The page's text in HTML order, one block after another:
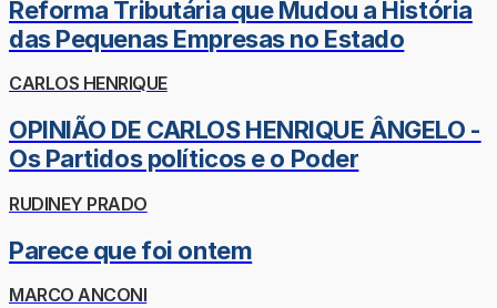
Reforma Tributária que Mudou a História
das Pequenas Empresas no Estado
CARLOS HENRIQUE
OPINIÃO DE CARLOS HENRIQUE ÂNGELO -
Os Partidos políticos e o Poder
RUDINEY PRADO
Parece que foi ontem
MARCO ANCONI